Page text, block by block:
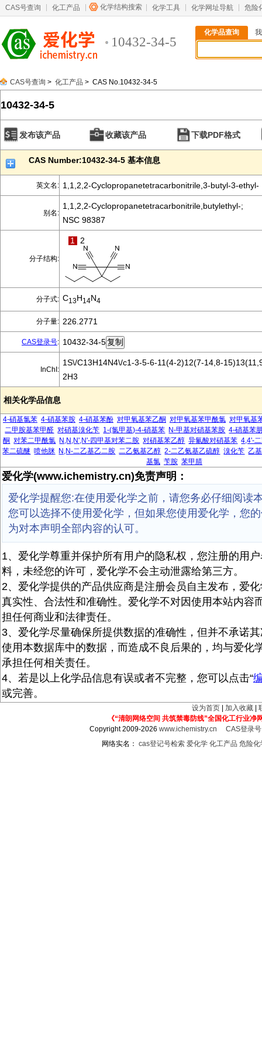
CAS号查询 化工产品 化学结构搜索 化学工具 化学网址导航 危险
10432-34-5
化学品查询
CAS号查询 > 化工产品 > CAS No.10432-34-5
10432-34-5
发布该产品 收藏该产品 下载PDF格式
CAS Number:10432-34-5 基本信息
英文名: 1,1,2,2-Cyclopropanetetracarbonitrile,3-butyl-3-ethyl-
别名:
1,1,2,2-Cyclopropanetetracarbonitrile,butylethyl-;
NSC 98387
分子结构:
1 2
分子式: C13H14N4
分子量: 226.2771
CAS登录号: 10432-34-5
InChI:
1S\/C13H14N4\/c1-3-5-6-11(4-2)12(7-14,8-
2H3
相关化学品信息
4-硝基氯苯 4-硝基苯胺 4-硝基苯酚 对甲氧基苯乙酮 对甲氧基苯甲酰氯 对甲氧基
二甲胺基苯甲醛 对硝基溴化苄 1-(氯甲基)-4-硝基苯 N-甲基对硝基苯胺 4-硝基苯
酮 对苯二甲酰氯 N,N,N',N'-四甲基对苯二胺 对硝基苯乙醇 异氰酸对硝基苯 4,4'-
苯二硫醚 喷他脒 N,N-二乙基乙二胺 二乙氨基乙醇 2-二乙氨基乙硫醇 溴化苄 乙
基氯 苄胺 苯甲腈
爱化学(www.ichemistry.cn)免责声明：
爱化学提醒您:在使用爱化学之前，请您务必仔细阅读
您可以选择不使用爱化学，但如果您使用爱化学，您
为对本声明全部内容的认可。
1、爱化学尊重并保护所有用户的隐私权，您注册的用
料，未经您的许可，爱化学不会主动泄露给第三方。
2、爱化学提供的产品供应商是注册会员自主发布，爱
真实性、合法性和准确性。爱化学不对因使用本站内容
担任何商业和法律责任。
3、爱化学尽量确保所提供数据的准确性，但并不承诺
使用本数据库中的数据，而造成不良后果的，均与爱化
承担任何相关责任。
4、若是以上化学品信息有误或者不完整，您可以点击“
或完善。
设为首页 加入收藏
《“清朗网络空间 共筑禁毒防线”全国化工行业净
Copyright 2009-2026www.ichemistry.cn
CAS登录
网络实名： cas登记号检索 爱化学 化工产品 危险化